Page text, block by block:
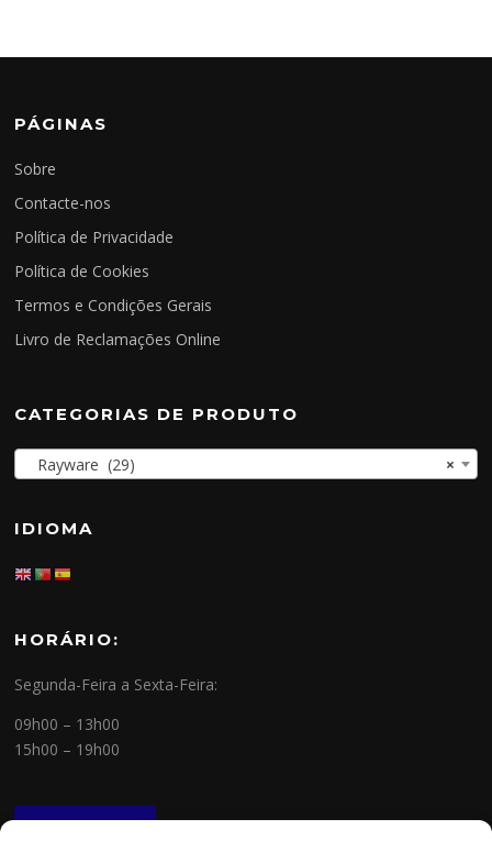
PÁGINAS
Sobre
Contacte-nos
Política de Privacidade
Política de Cookies
Termos e Condições Gerais
Livro de Reclamações Online
CATEGORIAS DE PRODUTO
×
Rayware (29)
IDIOMA
HORÁRIO:
Segunda-Feira a Sexta-Feira:
09h00 – 13h00
15h00 – 19h00
NEWSLETTER